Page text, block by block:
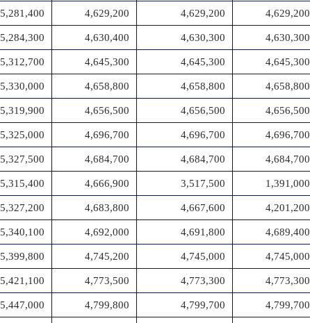
5,281,400 4,629,200 4,629,200 4,629,200
5,284,300 4,630,400 4,630,300 4,630,300
5,312,700 4,645,300 4,645,300 4,645,300
5,330,000 4,658,800 4,658,800 4,658,800
5,319,900 4,656,500 4,656,500 4,656,500
5,325,000 4,696,700 4,696,700 4,696,700
5,327,500 4,684,700 4,684,700 4,684,700
5,315,400 4,666,900 3,517,500 1,391,000
5,327,200 4,683,800 4,667,600 4,201,200
5,340,100 4,692,000 4,691,800 4,689,400
5,399,800 4,745,200 4,745,000 4,745,000
5,421,100 4,773,500 4,773,300 4,773,300
5,447,000 4,799,800 4,799,700 4,799,700